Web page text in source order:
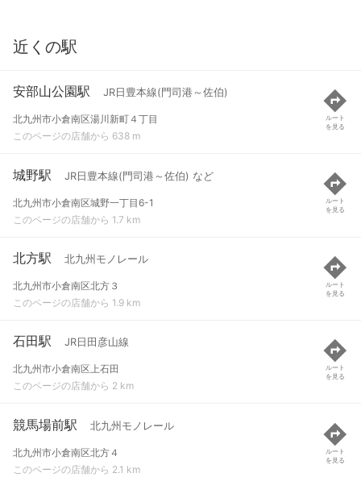
近くの駅
安部山公園駅 JR日豊本線(門司港～佐伯)
北九州市小倉南区湯川新町４丁目
このページの店舗から 638 m
ルート
を見る
城野駅 JR日豊本線(門司港～佐伯) など
北九州市小倉南区城野一丁目6-1
このページの店舗から 1.7 km
ルート
を見る
北方駅 北九州モノレール
北九州市小倉南区北方３
このページの店舗から 1.9 km
ルート
を見る
石田駅 JR日田彦山線
北九州市小倉南区上石田
このページの店舗から 2 km
ルート
を見る
競馬場前駅 北九州モノレール
北九州市小倉南区北方４
このページの店舗から 2.1 km
ルート
を見る